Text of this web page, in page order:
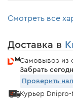
Смотреть все
Доставка в
Самовывоз из
Забрать
Проверить
Курьер Dnipro-